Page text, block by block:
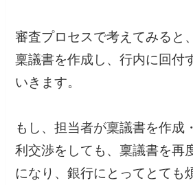
審査プロセスで考えてみると
稟議書を作成し、行内に回付
いきます。
もし、担当者が稟議書を作成
利交渉をしても、稟議書を再
になり、銀行にとってとても